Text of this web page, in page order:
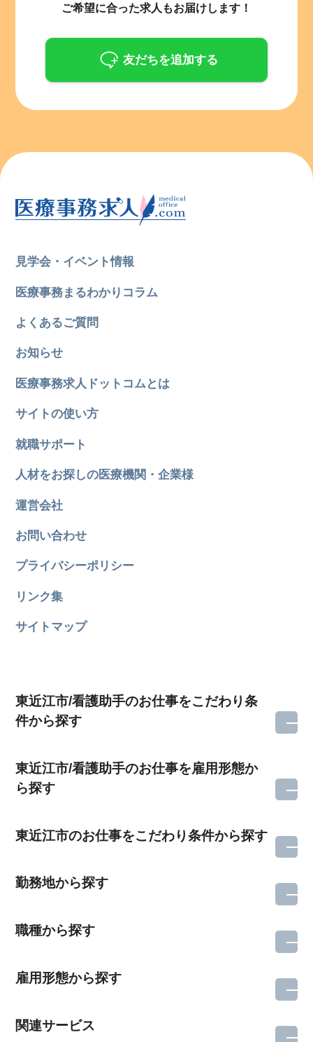
ご希望に合った求人もお届けします！
友だちを追加する
見学会・イベント情報
医療事務まるわかりコラム
よくあるご質問
お知らせ
医療事務求人ドットコムとは
サイトの使い方
就職サポート
人材をお探しの医療機関・企業様
運営会社
お問い合わせ
プライバシーポリシー
リンク集
サイトマップ
東近江市/看護助手のお仕事をこだわり条
件から探す
東近江市/看護助手のお仕事を雇用形態か
ら探す
東近江市のお仕事をこだわり条件から探す
勤務地から探す
職種から探す
雇用形態から探す
関連サービス